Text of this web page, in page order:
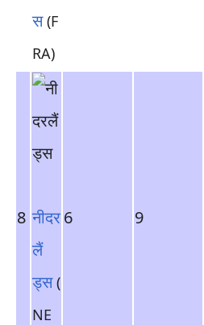
स (F
RA)
8 नीदर
लैं
ड्स (
NE
6 9